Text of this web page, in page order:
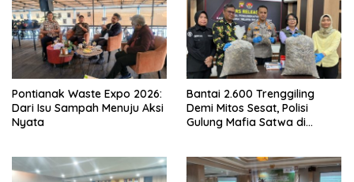
Pontianak Waste Expo 2026:
Dari Isu Sampah Menuju Aksi
Nyata
Bantai 2.600 Trenggiling
Demi Mitos Sesat, Polisi
Gulung Mafia Satwa di